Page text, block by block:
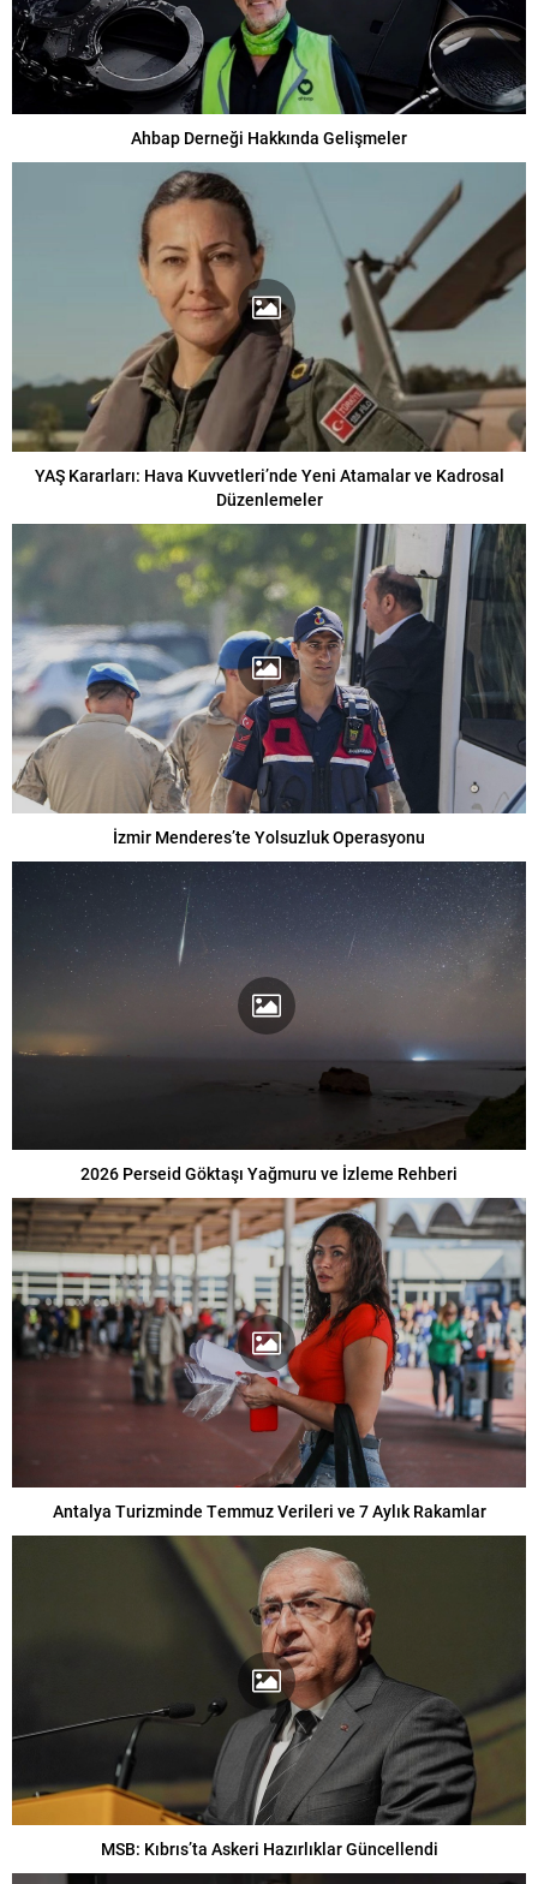
Ahbap Derneği Hakkında Gelişmeler
YAŞ Kararları: Hava Kuvvetleri’nde Yeni Atamalar ve Kadrosal
Düzenlemeler
İzmir Menderes’te Yolsuzluk Operasyonu
2026 Perseid Göktaşı Yağmuru ve İzleme Rehberi
Antalya Turizminde Temmuz Verileri ve 7 Aylık Rakamlar
MSB: Kıbrıs’ta Askeri Hazırlıklar Güncellendi